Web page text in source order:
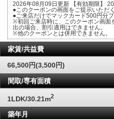
2026年08月09日更新 【有効期限】
●このクーポンの画面をご提示いただ
●ご来店だけでマックカード500円分プ
※初回ご来店時に、このクーポン画面
出の場合、割引適用はできません。
※他のクーポンとは併用できません。
家賃/共益費
66,500円(3,500円)
間取/専有面積
1LDK/30.21m2
築年月